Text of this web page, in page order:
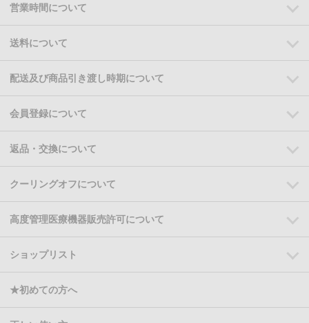
営業時間について
送料について
配送及び商品引き渡し時期について
会員登録について
返品・交換について
クーリングオフについて
高度管理医療機器販売許可について
ショップリスト
★初めての方へ